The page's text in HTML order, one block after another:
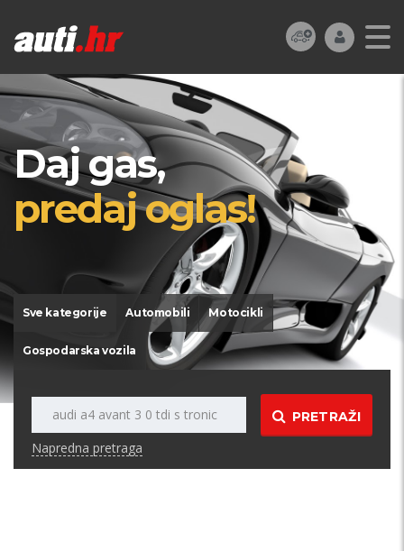
Daj gas,
predaj oglas!
Sve kategorije Automobili Motocikli
Gospodarska vozila
PRETRAŽI
Napredna pretraga